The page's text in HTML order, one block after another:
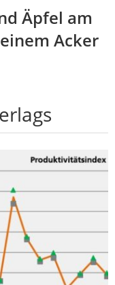
Äpfel am
Acker